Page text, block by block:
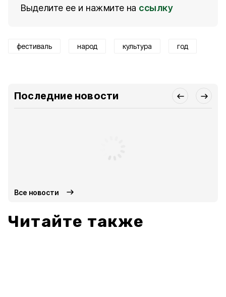
Выделите ее и нажмите на ссылку
фестиваль народ культура год
Последние новости
Все новости
Читайте также